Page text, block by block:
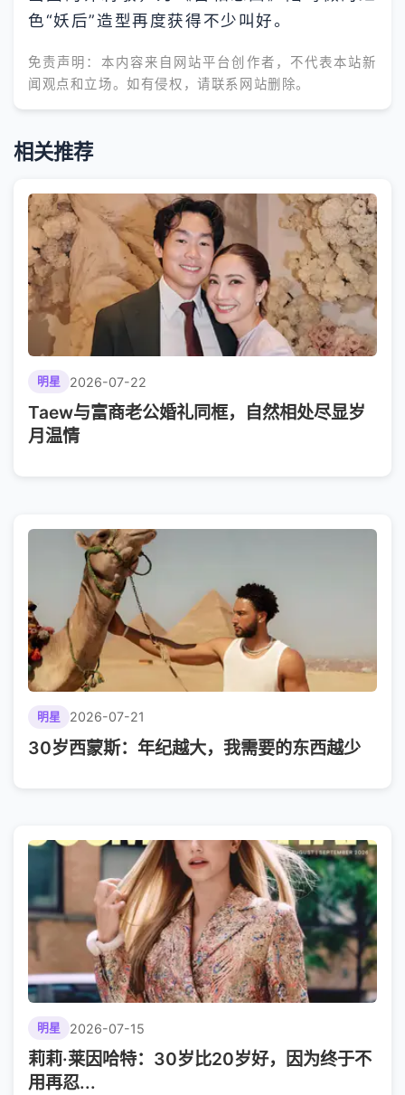
色“妖后”造型再度获得不少叫好。
免责声明：本内容来自网站平台创作者，不代表本站新
闻观点和立场。如有侵权，请联系网站删除。
相关推荐
明星 2026-07-22
Taew与富商老公婚礼同框，自然相处尽显岁
月温情
明星 2026-07-21
30岁西蒙斯：年纪越大，我需要的东西越少
明星 2026-07-15
莉莉·莱因哈特：30岁比20岁好，因为终于不
用再忍...